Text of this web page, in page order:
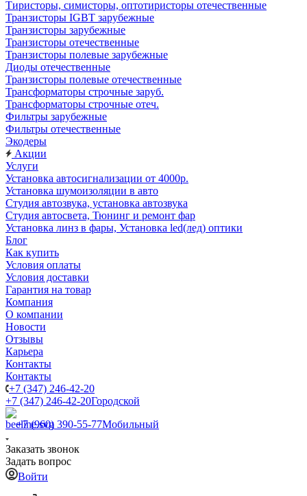
Тиристоры, симисторы, оптотиристоры отечественные
Транзисторы IGBT зарубежные
Транзисторы зарубежные
Транзисторы отечественные
Транзисторы полевые зарубежные
Диоды отечественные
Транзисторы полевые отечественные
Трансформаторы строчные заруб.
Трансформаторы строчные отеч.
Фильтры зарубежные
Фильтры отечественные
Экодеры
Акции
Услуги
Установка автосигнализации от 4000р.
Установка шумоизоляции в авто
Студия автозвука, установка автозвука
Студия автосвета, Тюнинг и ремонт фар
Установка линз в фары, Установка led(лед) оптики
Блог
Как купить
Условия оплаты
Условия доставки
Гарантия на товар
Компания
О компании
Новости
Отзывы
Карьера
Контакты
Контакты
+7 (347) 246-42-20
+7 (347) 246-42-20Городской
+7 (960) 390-55-77Мобильный
Заказать звонок
Задать вопрос
Войти